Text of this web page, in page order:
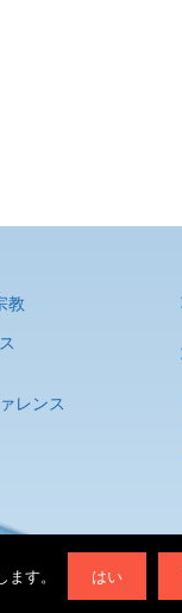
教
レンス
す。 はい